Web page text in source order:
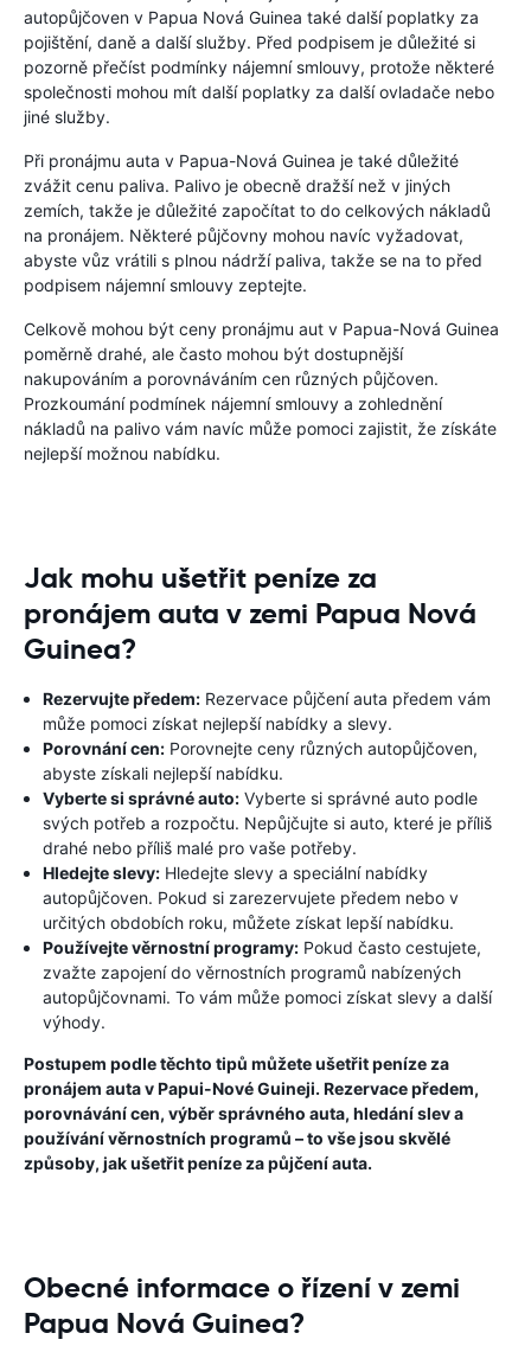
autopůjčoven v Papua Nová Guinea také další poplatky za
pojištění, daně a další služby. Před podpisem je důležité si
pozorně přečíst podmínky nájemní smlouvy, protože některé
společnosti mohou mít další poplatky za další ovladače nebo
jiné služby.
Při pronájmu auta v Papua-Nová Guinea je také důležité
zvážit cenu paliva. Palivo je obecně dražší než v jiných
zemích, takže je důležité započítat to do celkových nákladů
na pronájem. Některé půjčovny mohou navíc vyžadovat,
abyste vůz vrátili s plnou nádrží paliva, takže se na to před
podpisem nájemní smlouvy zeptejte.
Celkově mohou být ceny pronájmu aut v Papua-Nová Guinea
poměrně drahé, ale často mohou být dostupnější
nakupováním a porovnáváním cen různých půjčoven.
Prozkoumání podmínek nájemní smlouvy a zohlednění
nákladů na palivo vám navíc může pomoci zajistit, že získáte
nejlepší možnou nabídku.
Jak mohu ušetřit peníze za
pronájem auta v zemi Papua Nová
Guinea?
Rezervujte předem: Rezervace půjčení auta předem vám
může pomoci získat nejlepší nabídky a slevy.
Porovnání cen: Porovnejte ceny různých autopůjčoven,
abyste získali nejlepší nabídku.
Vyberte si správné auto: Vyberte si správné auto podle
svých potřeb a rozpočtu. Nepůjčujte si auto, které je příliš
drahé nebo příliš malé pro vaše potřeby.
Hledejte slevy: Hledejte slevy a speciální nabídky
autopůjčoven. Pokud si zarezervujete předem nebo v
určitých obdobích roku, můžete získat lepší nabídku.
Používejte věrnostní programy: Pokud často cestujete,
zvažte zapojení do věrnostních programů nabízených
autopůjčovnami. To vám může pomoci získat slevy a další
výhody.
Postupem podle těchto tipů můžete ušetřit peníze za
pronájem auta v Papui-Nové Guineji. Rezervace předem,
porovnávání cen, výběr správného auta, hledání slev a
používání věrnostních programů – to vše jsou skvělé
způsoby, jak ušetřit peníze za půjčení auta.
Obecné informace o řízení v zemi
Papua Nová Guinea?